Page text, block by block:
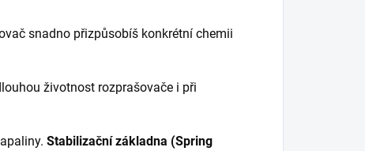
snadno přizpůsobíš konkrétní chemii
životnost rozprašovače i při
Stabilizační základna (Spring